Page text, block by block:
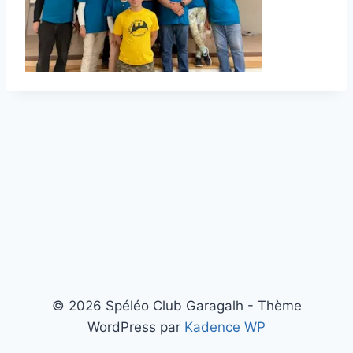
© 2026 Spéléo Club Garagalh - Thème
WordPress par Kadence WP